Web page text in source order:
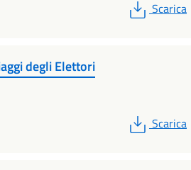
PDF
Scarica
degli Elettori
PDF
Scarica